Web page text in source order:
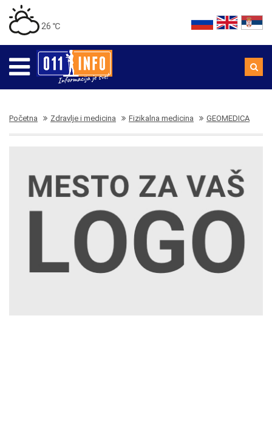
26 ℃
Početna Zdravlje i medicina Fizikalna medicina GEOMEDICA